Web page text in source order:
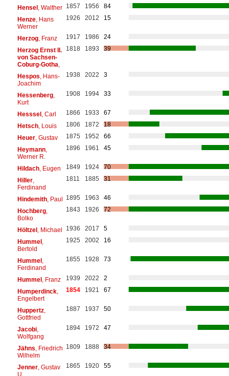
Hensel, Walther 1857 1956
84
Henze, Hans
Werner
1926 2012 15
Herzog, Franz 1917 1986
24
Herzog Ernst II.
von Sachsen-
Coburg-Gotha
1818 1893 39
Hespos , Hans-
Joachim
1938 2022 3
Hessenberg,
Kurt
1908 1994 33
Hesssel, Carl 1866 1933
67
Hetsch, Louis 1806 1872
18
Heuer, Gustav 1875 1952
66
Heymann,
Werner R.
1896 1961 45
Hildach, Eugen 1849 1924
70
Hiller,
Ferdinand
1811 1885 31
Hindemith, Paul 1895 1963
46
Hochberg,
Bolko
1843 1926 72
Höltzel, Michael 1936 2017
5
Hummel,
Bertold
1925 2002 16
Hummel,
Ferdinand
1855 1928 73
Hummel, Franz 1939 2022
2
Humperdinck,
Engelbert
1854 1921 67
Huppertz,
Gottfried
1887 1937 50
Jacobi,
Wolfgang
1894 1972 47
Jähns , Friedrich
Wilhelm
1809 1888 34
Jenner, Gustav
U.
1865 1920 55